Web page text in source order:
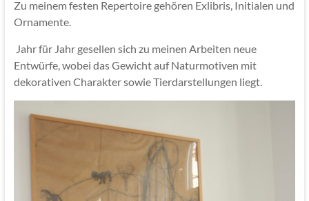
Zu meinem festen Repertoire gehören Exlibris, Initialen und
Ornamente.
Jahr für Jahr gesellen sich zu meinen Arbeiten neue
Entwürfe, wobei das Gewicht auf Naturmotiven mit
dekorativen Charakter sowie Tierdarstellungen liegt.